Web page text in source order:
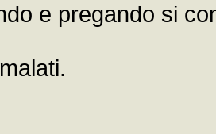
e pregando si